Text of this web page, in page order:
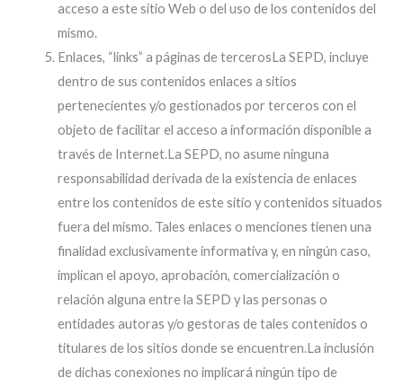
acceso a este sitio Web o del uso de los contenidos del
mismo.
Enlaces, “links” a páginas de tercerosLa SEPD, incluye
dentro de sus contenidos enlaces a sitios
pertenecientes y/o gestionados por terceros con el
objeto de facilitar el acceso a información disponible a
través de Internet.La SEPD, no asume ninguna
responsabilidad derivada de la existencia de enlaces
entre los contenidos de este sitio y contenidos situados
fuera del mismo. Tales enlaces o menciones tienen una
finalidad exclusivamente informativa y, en ningún caso,
implican el apoyo, aprobación, comercialización o
relación alguna entre la SEPD y las personas o
entidades autoras y/o gestoras de tales contenidos o
titulares de los sitios donde se encuentren.La inclusión
de dichas conexiones no implicará ningún tipo de